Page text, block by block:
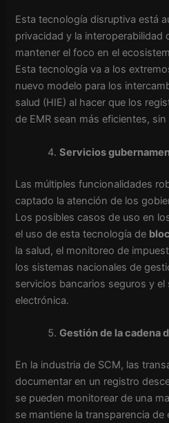
Esta tecnología disruptiva está
privacidad y la interoperabilidad
mantener el foco en el
Esta tecnología va a los
nuevo modelo para los
salud (HIE) al hacer que los
de EMR sean más eficientes,
Servicios
Las múltiples funcionalidades
captado la atención de los
Los posibles casos de uso en
el uso de esta tecnología de
la salud, el monitoreo de
los sistemas nacionales de
servicios bancarios seguros y
electrónica.
Gestión de la cadena
En la industria de SCM, las
documentar en un registro
se pueden monitorear de una
se mantiene la transparencia